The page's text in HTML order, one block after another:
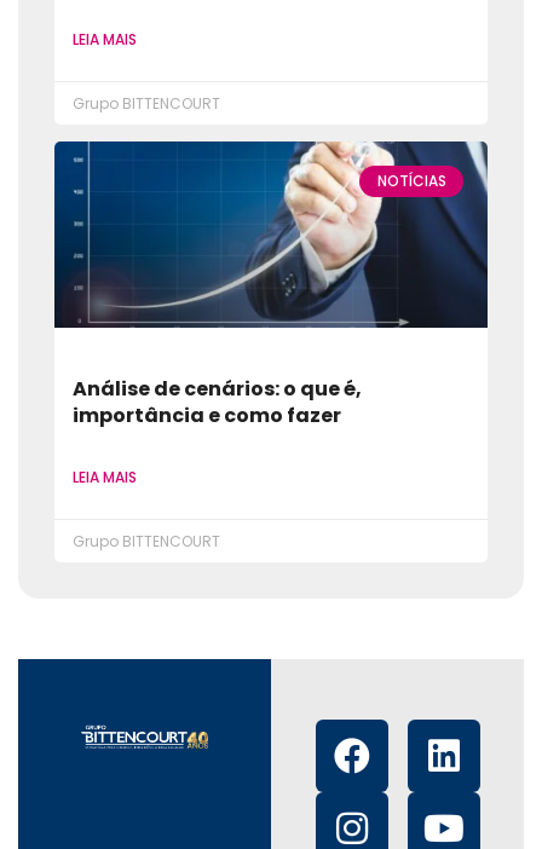
LEIA MAIS
Grupo BITTENCOURT
NOTÍCIAS
Análise de cenários: o que é,
importância e como fazer
LEIA MAIS
Grupo BITTENCOURT